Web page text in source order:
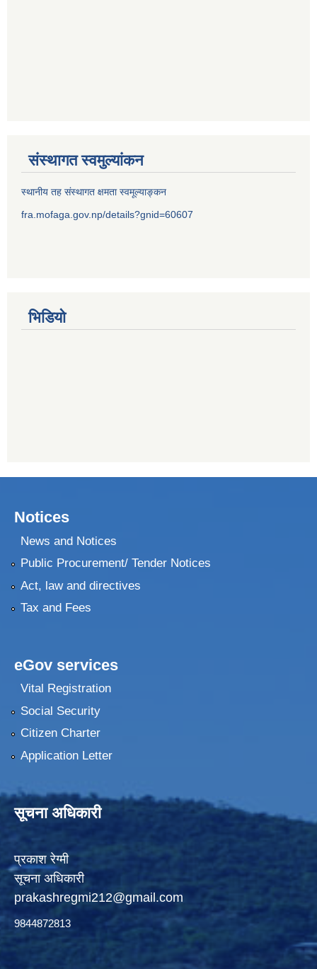
संस्थागत स्वमुल्यांकन
स्थानीय तह संस्थागत क्षमता स्वमूल्याङ्कन
fra.mofaga.gov.np/details?gnid=60607
भिडियो
Notices
News and Notices
Public Procurement/ Tender Notices
Act, law and directives
Tax and Fees
eGov services
Vital Registration
Social Security
Citizen Charter
Application Letter
सूचना अधिकारी
प्रकाश रेग्मी
सूचना अधिकारी
prakashregmi212@gmail.com
9844872813